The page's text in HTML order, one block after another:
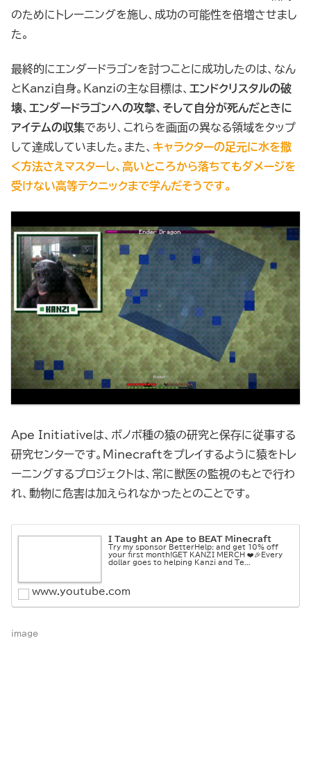
のためにトレーニングを施し、成功の可能性を倍増させまし
た。
最終的にエンダードラゴンを討つことに成功したのは、なん
とKanzi自身。Kanziの主な目標は、 エンドクリスタルの破
壊、エンダードラゴンへの攻撃、そして自分が死んだときに
アイテムの収集であり、これらを画面の異なる領域をタップ
して達成していました。また、 キャラクターの足元に水を撒
く方法さえマスターし、高いところから落ちてもダメージを
受けない高等テクニックまで学んだそうです。
Ape Initiativeは、ボノボ種の猿の研究と保存に従事する
研究センターです。Minecraftをプレイするように猿をトレ
ーニングするプロジェクトは、常に獣医の監視のもとで行わ
れ、動物に危害は加えられなかったとのことです。
I Taught an Ape to BEAT Minecraft
Try my sponsor BetterHelp: and get 10% off
your first month!GET KANZI MERCH ❤️🎉Every
dollar goes to helping Kanzi and Te...
www.youtube.com
image